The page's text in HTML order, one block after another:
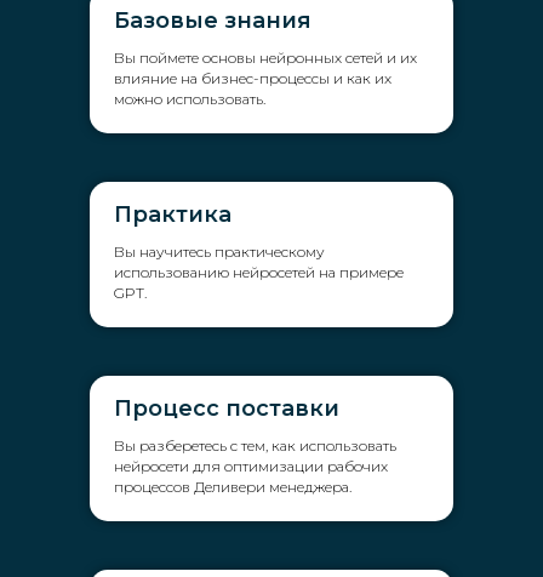
Базовые знания
Вы поймете основы нейронных сетей и их
влияние на бизнес-процессы и как их
можно использовать.
Практика
Вы научитесь практическому
использованию нейросетей на примере
GPT.
Процесс поставки
Вы разберетесь с тем, как использовать
нейросети для оптимизации рабочих
процессов Деливери менеджера.